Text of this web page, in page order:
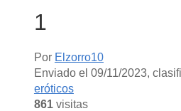
1
Por Elzorro10
Enviado el 09/11/2023,
eróticos
861visitas